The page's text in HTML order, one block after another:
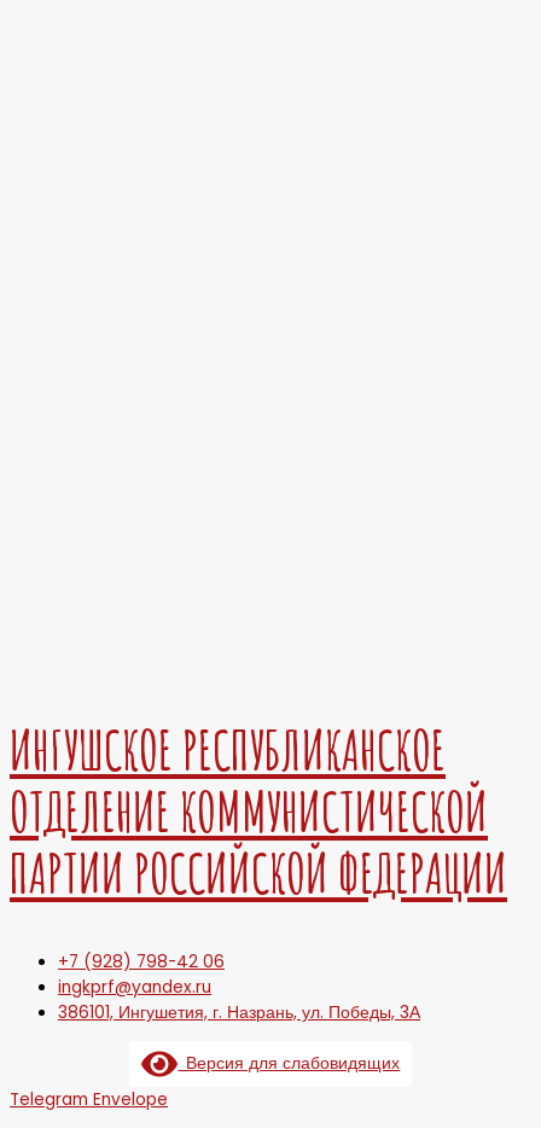
ИНГУШСКОЕ РЕСПУБЛИКАНСКОЕ
ОТДЕЛЕНИЕ КОММУНИСТИЧЕСКОЙ
ПАРТИИ РОССИЙСКОЙ ФЕДЕРАЦИИ
+7 (928) 798-42 06
ingkprf@yandex.ru
386101, Ингушетия, г. Назрань, ул. Победы, 3А
Версия для слабовидящих
Telegram Envelope